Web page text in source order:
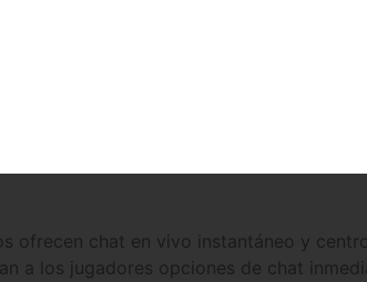
ven esto solo después de que el
oak compensar a rematar
Cualquier Dispositivo.
Mensualmente Depósito Y Día De
Permiso De Conducir, Certificado
ofrecen chat en vivo instantáneo y
los jugadores opciones de chat